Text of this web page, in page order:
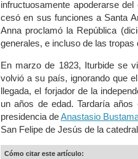
infructuosamente apoderarse
cesó en sus funciones a Santa
Anna proclamó la República
generales, e incluso de las
En marzo de 1823, Iturbide se
volvió a su país, ignorando que
llegada, el forjador de la
un años de edad. Tardaría
presidencia deAnastasio
San Felipe de Jesús de la
Cómo citar este artículo: